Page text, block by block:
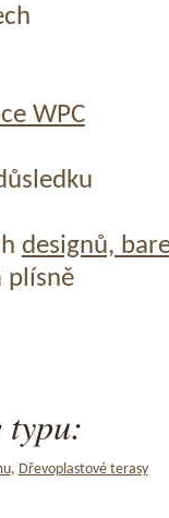
WPC
designů,
plísně
typu:
, Dřevoplastové terasy